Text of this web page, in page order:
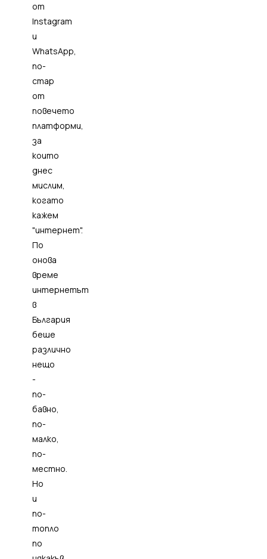
от
Instagram
и
WhatsApp,
по-
стар
от
повечето
платформи,
за
които
днес
мислим,
когато
кажем
"интернет".
По
онова
време
интернетът
в
България
беше
различно
нещо
-
по-
бавно,
по-
малко,
по-
местно.
Но
и
по-
топло
по